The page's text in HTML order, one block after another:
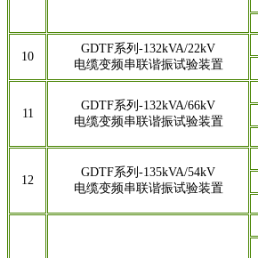
10
GDTF系列-132kVA/22kV
电缆变频串联谐振试验装置
11
GDTF系列-132kVA/66kV
电缆变频串联谐振试验装置
12
GDTF系列-135kVA/54kV
电缆变频串联谐振试验装置